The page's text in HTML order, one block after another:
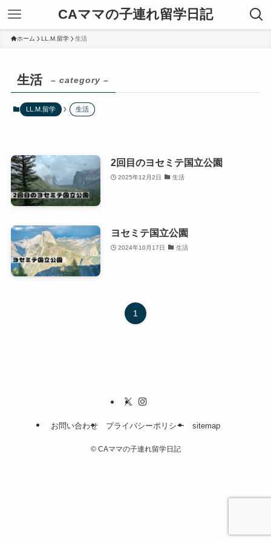
CAママの子連れ留学日記
ホーム LL.M.留学 生活
生活 – category –
LL.M.留学 生活
2回目のヨセミテ国立公園
2025年12月2日 生活
ヨセミテ国立公園
2024年10月17日 生活
1
お問い合わせ プライバシーポリシー sitemap
©CAママの子連れ留学日記